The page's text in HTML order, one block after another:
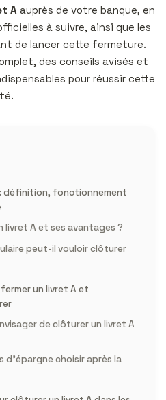
A auprès de votre banque, en
à suivre, ainsi que les
de lancer cette fermeture.
des conseils avisés et
pour réussir cette
définition, fonctionnement
livret A et ses avantages ?
peut-il vouloir clôturer
un livret A et
de clôturer un livret A
d’épargne choisir après la